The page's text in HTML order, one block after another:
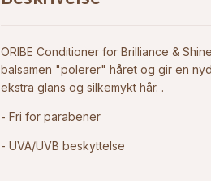
ORIBE Conditioner for Brilliance &
balsamen "polerer" håret og gir en
ekstra glans og silkemykt hår. .
- Fri for parabener
- UVA/UVB beskyttelse